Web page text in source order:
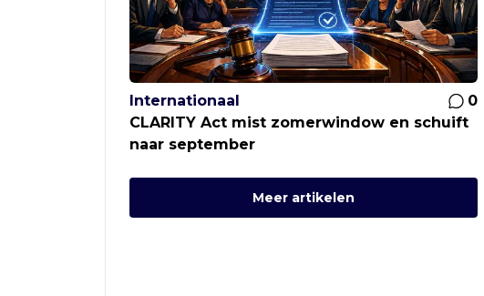
Internationaal
0
CLARITY Act mist zomerwindow en schuift
naar september
Meer artikelen